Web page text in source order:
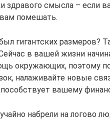
здравого смысла – если
помешать.
гигантских размеров?
в вашей жизни
окружающих, поэтому
налаживайте новые
вашему
набрели на логово